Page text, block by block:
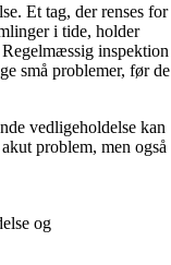
Et tag, der renses for
i tide, holder
inspektion
små problemer, før de
vedligeholdelse kan
problem, men også
og